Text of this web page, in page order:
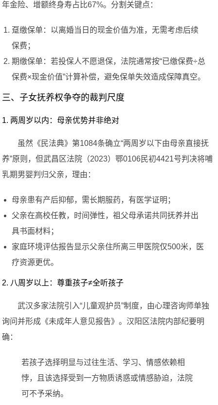
年金险、增额终身寿占比67%。分割关键点：
趸缴保单：以离婚当日的现金价值为准，无需考虑后续
保费；
期缴保单：若投保人不愿退保，法院通常按“已缴保费÷总
保费×现金价值”计算补偿，避免保单失效造成保障真空。
三、子女抚养权争夺的裁判尺度
1. 两周岁以内：母亲优势并非绝对
虽然《民法典》第1084条确立“两周岁以下由母亲直接抚
养”原则，但武昌区法院（2023）鄂0106民初4421号判决将哺
乳期男婴判归父亲，理由：
母亲患有产后抑郁，需长期服药，有医学证明；
父亲在高校任教，时间弹性，祖父母承诺共同抚养并出
具书面材料；
家庭环境评估报告显示父亲住所离三甲医院仅500米，医
疗资源更优。
2. 八周岁以上：尊重孩子≠全听孩子
武汉多家法院引入“儿童观护员”制度，由心理咨询师单独
询问并形成《未成年人意见报告》。汉阳区法院内部纪要明
确：
若孩子选择明显与过往生活、学习、情感依赖相
悖，且该选择受到一方物质诱惑或情感胁迫，法院
可不予采纳。